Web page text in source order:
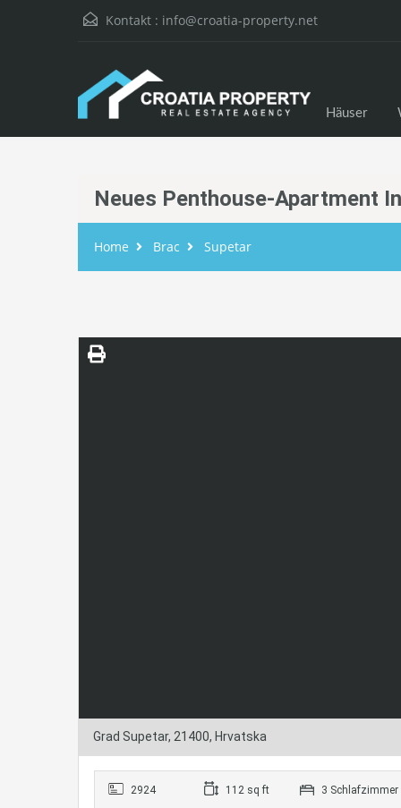
Kontakt : info@croatia-property.net
Häuser
Neues Penthouse-Apartment
Home Brac Supetar
Grad Supetar, 21400, Hrvatska
2924 112 sq ft 3 Schlafzimmer